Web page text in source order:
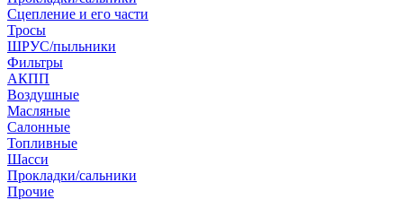
Сцепление и его части
Тросы
ШРУС/пыльники
Фильтры
АКПП
Воздушные
Масляные
Салонные
Топливные
Шасси
Прокладки/сальники
Прочие